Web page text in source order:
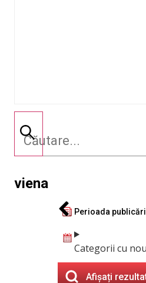
viena
Perioada
Categorii cu
Afișați